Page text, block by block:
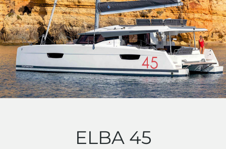
catamaran
ELBA 45